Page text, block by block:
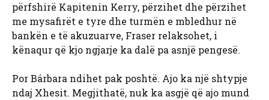
përfshirë Kapitenin Kerry, përzihet dhe përzihet
me mysafirët e tyre dhe turmën e mbledhur në
bankën e të akuzuarve, Fraser relaksohet, i
kënaqur që kjo ngjarje ka dalë pa asnjë pengesë.
Por Bárbara ndihet pak poshtë. Ajo ka një shtypje
ndaj Xhesit. Megjithatë, nuk ka asgjë që ajo mund